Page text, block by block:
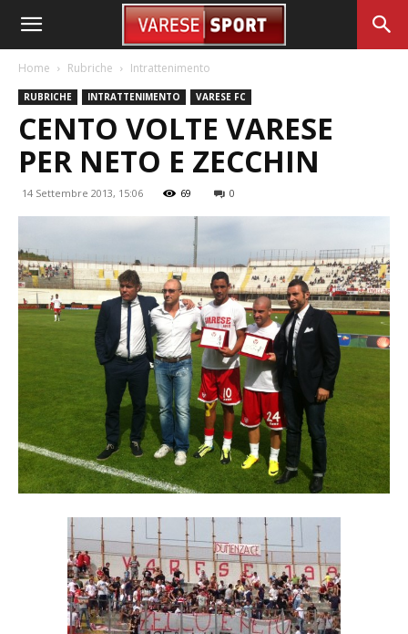
Home Rubriche Intrattenimento
RUBRICHE INTRATTENIMENTO VARESE FC
CENTO VOLTE VARESE
PER NETO E ZECCHIN
14 Settembre 2013, 15:06 69 0